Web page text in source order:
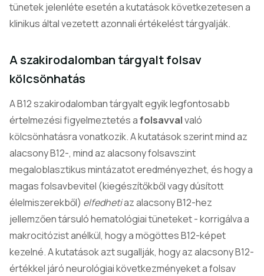
tünetek jelenléte esetén a kutatások következetesen a
klinikus által vezetett azonnali értékelést tárgyalják.
A szakirodalomban tárgyalt folsav
kölcsönhatás
A B12 szakirodalomban tárgyalt egyik legfontosabb
értelmezési figyelmeztetés afolsavvalvaló
kölcsönhatásra vonatkozik. A kutatások szerint mind az
alacsony B12-, mind az alacsony folsavszint
megaloblasztikus mintázatot eredményezhet, és hogy a
magas folsavbevitel (kiegészítőkből vagy dúsított
élelmiszerekből) elfedhetiaz alacsony B12-hez
jellemzően társuló hematológiai tüneteket - korrigálva a
makrocitózist anélkül, hogy a mögöttes B12-képet
kezelné. A kutatások azt sugallják, hogy az alacsony B12-
értékkel járó neurológiai következményeket a folsav